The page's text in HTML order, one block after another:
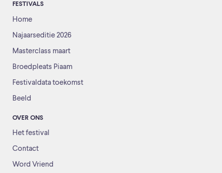
FESTIVALS
Home
Najaarseditie 2026
Masterclass maart
Broedpleats Piaam
Festivaldata toekomst
Beeld
OVER ONS
Het festival
Contact
Word Vriend